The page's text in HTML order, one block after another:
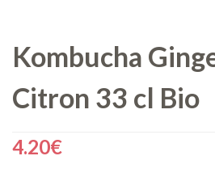
Kombucha
Citron 33 cl Bio
4.20€